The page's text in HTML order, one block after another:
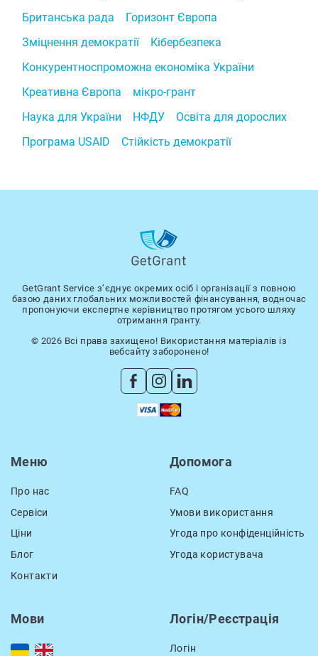
Британська рада
Горизонт Європа
Зміцнення демократії
Кібербезпека
Конкурентноспроможна економіка України
Креативна Європа
мікро-грант
Наука для України
НФДУ
Освіта для дорослих
Програма USAID
Стійкість демократії
GetGrant Service з’єднує окремих осіб і організації з повною
базою даних глобальних можливостей фінансування, водночас
пропонуючи експертне керівництво протягом усього шляху
отримання гранту.
© 2026 Всі права захищено! Використання матеріалів із
вебсайту заборонено!
Меню
Про нас
Сервіси
Ціни
Блог
Контакти
Допомога
FAQ
Умови використання
Угода про конфіденційність
Угода користувача
Мови Логін/Реєстрація
Логін